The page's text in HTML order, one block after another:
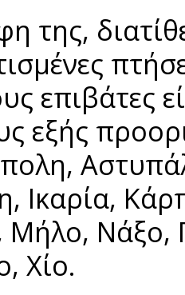
της,
επιβάτες
εξής
Ικαρία,
Νάξο,
Χίο.